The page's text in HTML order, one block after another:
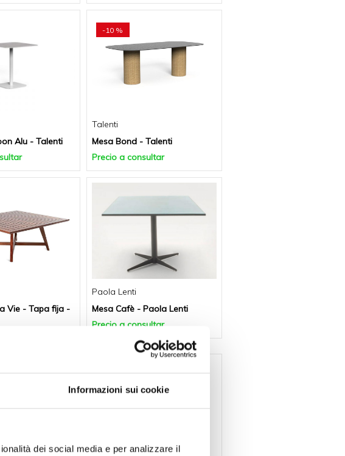
Informazioni sui cookie
dei social media e per analizzare il
Alu - Talenti
-10 %
Talenti
Mesa Bond - Talenti
Precio a consultar
Vie - Tapa fija -
Paola Lenti
Mesa Cafè - Paola Lenti
Precio a consultar